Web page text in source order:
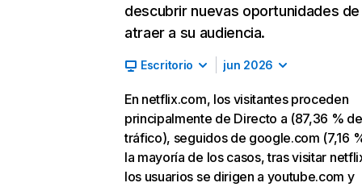
descubrir nuevas oportunidades de
atraer a su audiencia.
Escritorio jun 2026
En netflix.com, los visitantes proceden
principalmente de Directo a (87,36 % de
tráfico), seguidos de google.com (7,16
la mayoría de los casos, tras visitar
los usuarios se dirigen a youtube.com y